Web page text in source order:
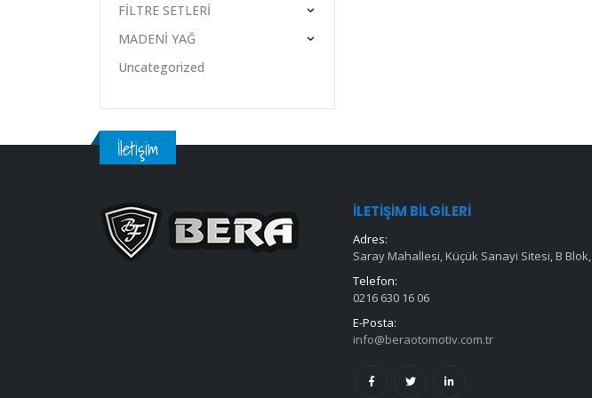
FİLTRE SETLERİ
MADENİ YAĞ
Uncategorized
İletişim
İLETIŞIM BILGILERI
Adres:
Saray Mahallesi, Küçük Sanayi Sitesi, B
Telefon:
0216 630 16 06
E-Posta:
info@beraotomotiv.com.tr